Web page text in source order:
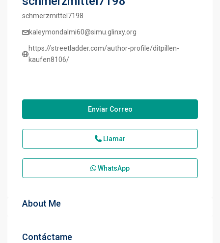
schmerzmittel7198
kaleymondalmi60@simu.glinxy.org
https://streetladder.com/author-profile/ditpillen-
kaufen8106/
Enviar Correo
Llamar
WhatsApp
About Me
Contáctame